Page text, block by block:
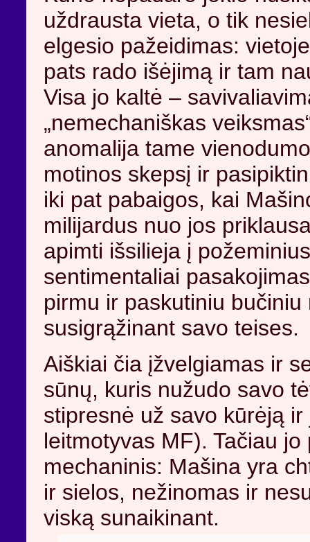
uždrausta vieta, o tik
elgesio pažeidimas:
pats rado išėjimą ir tam
Visa jo kaltė –
„nemechaniškas
anomalija tame
motinos skepsį ir
iki pat pabaigos, kai
milijardus nuo jos
apimti išsilieja į
sentimentaliai
pirmu ir paskutiniu
susigrąžinant savo teises.
Aiškiai čia įžvelgiamas ir
sūnų, kuris nužudo savo
stipresnė už savo kūrėją
leitmotyvas MF). Tačiau
mechaninis: Mašina yra
ir sielos, nežinomas ir
viską sunaikinant.